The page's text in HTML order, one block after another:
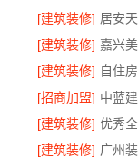
[建筑装修]
[建筑装修]
[建筑装修]
[招商加盟]
[建筑装修]
[建筑装修]